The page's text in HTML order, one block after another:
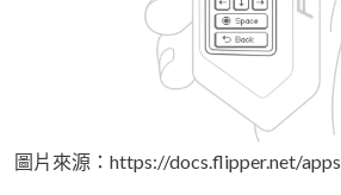
圖片來源：https://docs.flipper.net/apps